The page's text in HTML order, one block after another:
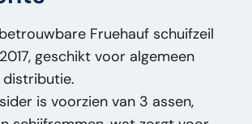
EP495ML
Fruehauf schuifzeil
geschikt voor algemeen
is voorzien van 3 assen,